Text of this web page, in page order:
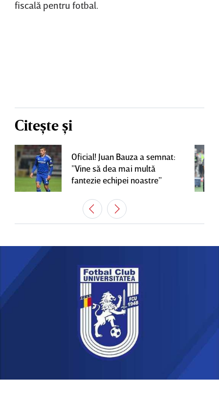
fiscală pentru fotbal.
Citește și
Oficial! Juan Bauza a semnat:
”Vine să dea mai multă
fantezie echipei noastre”